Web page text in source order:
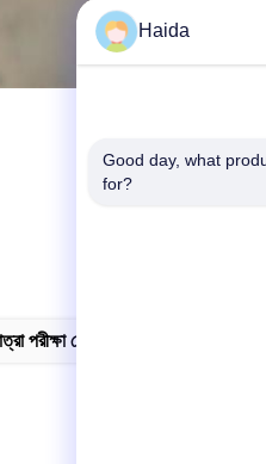
পরীক্ষা চেম্বার
Haida
Good day, what
for?